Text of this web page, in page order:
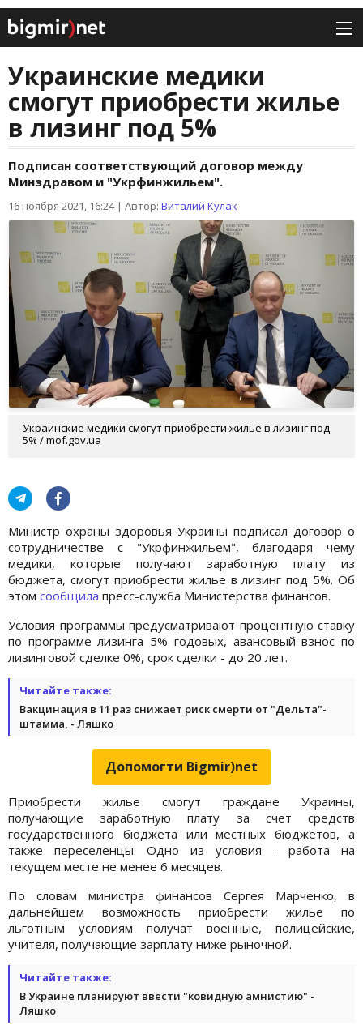
Украинские медики
смогут приобрести жилье
в лизинг под 5%
Подписан соответствующий договор между
Минздравом и "Укрфинжильем".
16 ноября 2021, 16:24| Автор: Виталий Кулак
Украинские медики смогут приобрести жилье в лизинг под
5% / mof.gov.ua
Министр охраны здоровья Украины подписал договор о
сотрудничестве с "Укрфинжильем", благодаря чему
медики, которые получают заработную плату из
бюджета, смогут приобрести жилье в лизинг под 5%. Об
этом сообщила пресс-служба Министерства финансов.
Условия программы предусматривают процентную ставку
по программе лизинга 5% годовых, авансовый взнос по
лизинговой сделке 0%, срок сделки - до 20 лет.
Читайте также:
Вакцинация в 11 раз снижает риск смерти от "Дельта"-
штамма, - Ляшко
Допомогти Bigmir)net
Приобрести жилье смогут граждане Украины,
получающие заработную плату за счет средств
государственного бюджета или местных бюджетов, а
также переселенцы. Одно из условия - работа на
текущем месте не менее 6 месяцев.
По словам министра финансов Сергея Марченко, в
дальнейшем возможность приобрести жилье по
льготным условиям получат военные, полицейские,
учителя, получающие зарплату ниже рыночной.
Читайте также:
В Украине планируют ввести "ковидную амнистию" -
Ляшко